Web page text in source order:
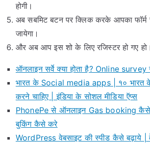
होगी।
अब सबमिट बटन पर क्लिक करके आपका फॉर्म
जायेगा।
और अब आप इस शो के लिए रजिस्टर हो गए हो।
ऑनलाइन सर्वे क्या होता है? Online
भारत के Social media apps | १० भारत
करने चाहिए | इंडिया के सोशल मीडिया ऍप्स
PhonePe से ऑनलाइन Gas booking
बुकिंग कैसे करे
WordPress वेबसाइट की स्पीड कैसे बढ़ाये |